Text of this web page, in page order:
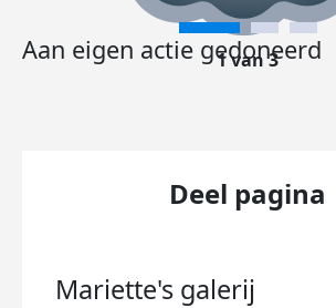
Aan eigen actie gedoneerd
1 van 3
Deel pagina
Mariette's galerij